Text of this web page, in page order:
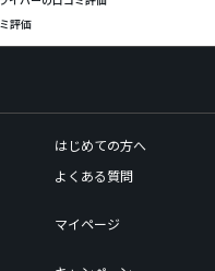
評価
はじめての方へ
よくある質問
マイページ